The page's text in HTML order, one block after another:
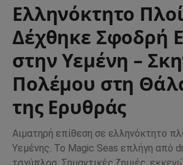
Ελληνόκτητο
Δέχθηκε Σφοδρή
στην Υεμένη –
Πολέμου στη
της Ερυθράς
Αιματηρή επίθεση σε ελληνόκτητο
Υεμένης. Το Magic Seas επλήγη από